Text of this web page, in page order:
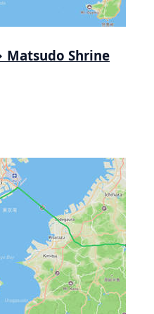
Matsudo Shrine